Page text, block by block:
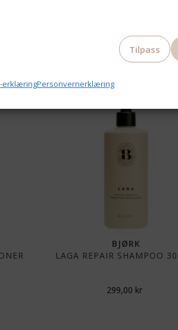
Tilpass
erklæringPersonvernerklæring
BJØRK
LAGA REPAIR SHAMPOO
299,00 kr